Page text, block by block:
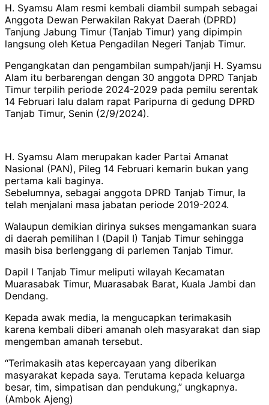
H. Syamsu Alam resmi kembali diambil sumpah sebagai
Anggota Dewan Perwakilan Rakyat Daerah (DPRD)
Tanjung Jabung Timur (Tanjab Timur) yang dipimpin
langsung oleh Ketua Pengadilan Negeri Tanjab Timur.
Pengangkatan dan pengambilan sumpah/janji H. Syamsu
Alam itu berbarengan dengan 30 anggota DPRD Tanjab
Timur terpilih periode 2024-2029 pada pemilu serentak
14 Februari lalu dalam rapat Paripurna di gedung DPRD
Tanjab Timur, Senin (2/9/2024).
H. Syamsu Alam merupakan kader Partai Amanat
Nasional (PAN), Pileg 14 Februari kemarin bukan yang
pertama kali baginya.
Sebelumnya, sebagai anggota DPRD Tanjab Timur, Ia
telah menjalani masa jabatan periode 2019-2024.
Walaupun demikian dirinya sukses mengamankan suara
di daerah pemilihan I (Dapil I) Tanjab Timur sehingga
masih bisa berlenggang di parlemen Tanjab Timur.
Dapil I Tanjab Timur meliputi wilayah Kecamatan
Muarasabak Timur, Muarasabak Barat, Kuala Jambi dan
Dendang.
Kepada awak media, Ia mengucapkan terimakasih
karena kembali diberi amanah oleh masyarakat dan siap
mengemban amanah tersebut.
“Terimakasih atas kepercayaan yang diberikan
masyarakat kepada saya. Terutama kepada keluarga
besar, tim, simpatisan dan pendukung,” ungkapnya.
(Ambok Ajeng)